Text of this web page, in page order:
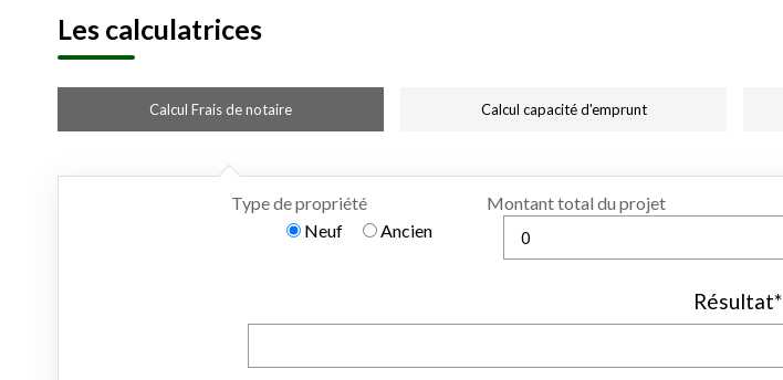
Les calculatrices
Calcul Frais de notaire Calcul capacité d'emprunt